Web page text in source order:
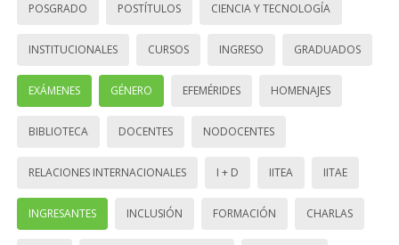
POSGRADO POSTÍTULOS CIENCIA Y TECNOLOGÍA
INSTITUCIONALES CURSOS INGRESO GRADUADOS
EXÁMENES GÉNERO EFEMÉRIDES HOMENAJES
BIBLIOTECA DOCENTES NODOCENTES
RELACIONES INTERNACIONALES I + D IITEA IITAE
INGRESANTES INCLUSIÓN FORMACIÓN CHARLAS